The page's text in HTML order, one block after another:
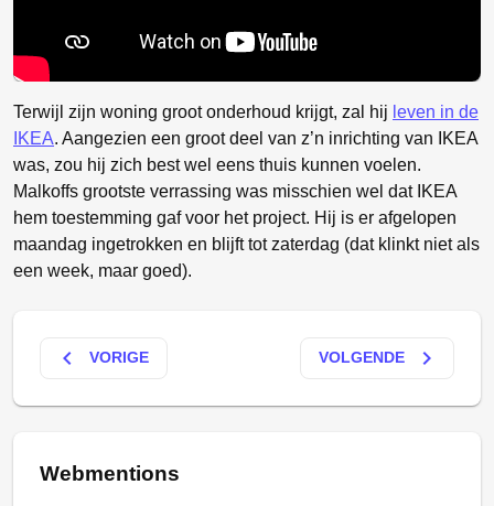
Terwijl zijn woning groot onderhoud krijgt, zal hij leven in de
IKEA. Aangezien een groot deel van z’n inrichting van IKEA
was, zou hij zich best wel eens thuis kunnen voelen.
Malkoffs grootste verrassing was misschien wel dat IKEA
hem toestemming gaf voor het project. Hij is er afgelopen
maandag ingetrokken en blijft tot zaterdag (dat klinkt niet als
een week, maar goed).
keyboard_arrow_left VORIGE VOLGENDE keyboard_arrow_right
Webmentions